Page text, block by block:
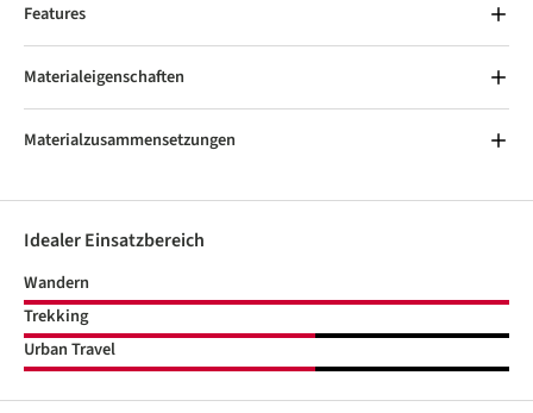
Features
Materialeigenschaften
Materialzusammensetzungen
Idealer Einsatzbereich
Wandern
Trekking
Urban Travel